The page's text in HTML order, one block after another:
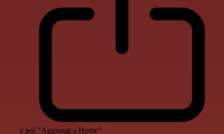
e poi "Aggiungi a Home"